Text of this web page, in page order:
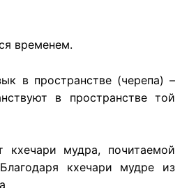
временем.
в пространстве (черепа) –
в пространстве той
кхечари мудра, почитаемой
кхечари мудре из